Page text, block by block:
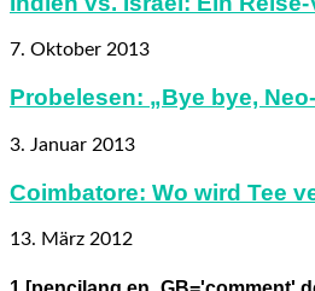
7. Oktober 2013
Probelesen: „Bye bye,
3. Januar 2013
Coimbatore: Wo wird Tee
13. März 2012